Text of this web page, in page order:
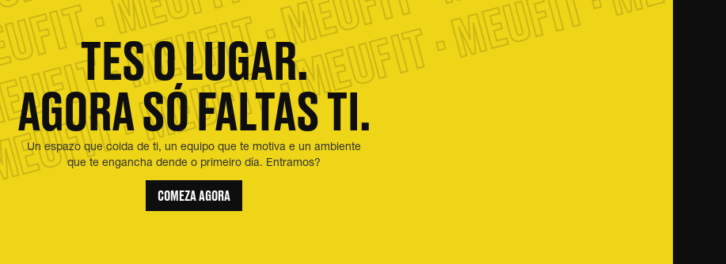
TES O LUGAR.
AGORA SÓ FALTAS TI.
Un espazo que coida de ti, un equipo que te motiva e un ambiente
que te engancha dende o primeiro día. Entramos?
COMEZA AGORA